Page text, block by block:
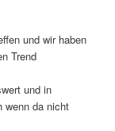
und wir haben
Trend
und in
wenn da nicht